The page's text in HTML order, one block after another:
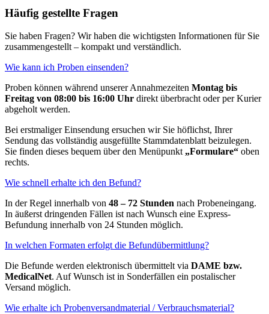
Häufig gestellte Fragen
Sie haben Fragen? Wir haben die wichtigsten Informationen für Sie
zusammengestellt – kompakt und verständlich.
Wie kann ich Proben einsenden?
Proben können während unserer Annahmezeiten Montag bis
Freitag von 08:00 bis 16:00 Uhr direkt überbracht oder per Kurier
abgeholt werden.
Bei erstmaliger Einsendung ersuchen wir Sie höflichst, Ihrer
Sendung das vollständig ausgefüllte Stammdatenblatt beizulegen.
Sie finden dieses bequem über den Menüpunkt „Formulare“ oben
rechts.
Wie schnell erhalte ich den Befund?
In der Regel innerhalb von 48 – 72 Stunden nach Probeneingang.
In äußerst dringenden Fällen ist nach Wunsch eine Express-
Befundung innerhalb von 24 Stunden möglich.
In welchen Formaten erfolgt die Befundübermittlung?
Die Befunde werden elektronisch übermittelt via DAME bzw.
MedicalNet. Auf Wunsch ist in Sonderfällen ein postalischer
Versand möglich.
Wie erhalte ich Probenversandmaterial / Verbrauchsmaterial?